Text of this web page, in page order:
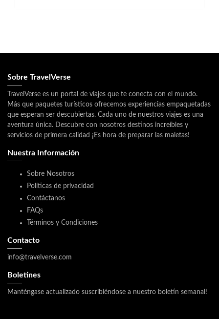
Sobre TravelVerse
TravelVerse es un portal de viajes que te conecta con el mundo.
Más que paquetes turísticos ofrecemos experiencias empaquetadas
que esperan ser descubiertas. Cada uno de nuestros viajes es una
aventura única. Descubre con nosotros destinos increíbles y
servicios de primera calidad ¡Es hora de preparar las maletas!
Nuestra Información
Sobre Nosotros
Políticas de privacidad
Contáctanos
FAQs
Términos y Condiciones
Contacto
info@travelverse.com
Boletines
Manténgase actualizado suscribiéndose a nuestro boletín semanal!